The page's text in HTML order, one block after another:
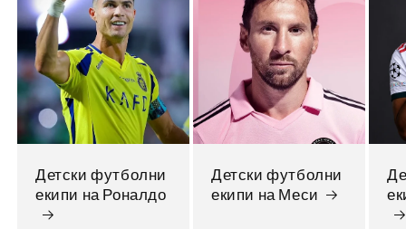
Детски футболни
екипи на Роналдо
Детски футболни
екипи на Меси